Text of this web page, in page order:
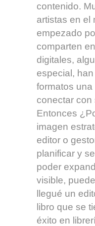
contenido.
artistas en el
empezado
comparten
digitales,
especial,
formatos
conectar con
Entonces
imagen
editor o
planificar y
poder
visible,
llegué un
libro que se
éxito en